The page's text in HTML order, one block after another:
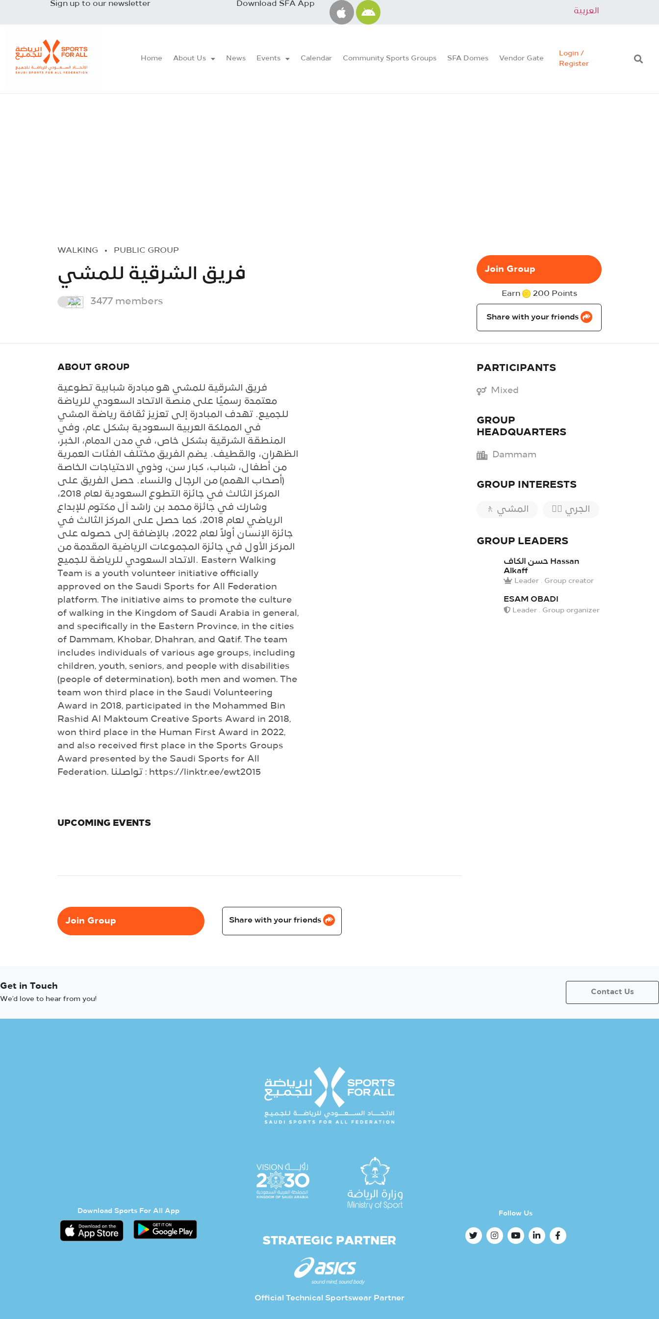
Sign up to our newsletter
Download SFA App
العربية
Home About Us News Events Calendar Community Sports Groups SFA Domes Vendor Gate
Login /
Register
WALKING PUBLIC GROUP
فريق الشرقية للمشي
3477 members
Join Group
Earn 200 Points
Share with your friends
ABOUT GROUP
فريق الشرقية للمشي هو مبادرة شبابية تطوعية
معتمدة رسميًا على منصة الاتحاد السعودي للرياضة
للجميع. تهدف المبادرة إلى تعزيز ثقافة رياضة المشي
في المملكة العربية السعودية بشكل عام، وفي
المنطقة الشرقية بشكل خاص، في مدن الدمام، الخبر،
الظهران، والقطيف. يضم الفريق مختلف الفئات العمرية
من أطفال، شباب، كبار سن، وذوي الاحتياجات الخاصة
(أصحاب الهمم) من الرجال والنساء. حصل الفريق على
المركز الثالث في جائزة التطوع السعودية لعام 2018،
وشارك في جائزة محمد بن راشد آل مكتوم للإبداع
الرياضي لعام 2018، كما حصل على المركز الثالث في
جائزة الإنسان أولاً لعام 2022، بالإضافة إلى حصوله على
المركز الأول في جائزة المجموعات الرياضية المقدمة من
الاتحاد السعودي للرياضة للجميع. Eastern Walking
Team is a youth volunteer initiative officially
approved on the Saudi Sports for All Federation
platform. The initiative aims to promote the culture
of walking in the Kingdom of Saudi Arabia in general,
and specifically in the Eastern Province, in the cities
of Dammam, Khobar, Dhahran, and Qatif. The team
includes individuals of various age groups, including
children, youth, seniors, and people with disabilities
(people of determination), both men and women. The
team won third place in the Saudi Volunteering
Award in 2018, participated in the Mohammed Bin
Rashid Al Maktoum Creative Sports Award in 2018,
won third place in the Human First Award in 2022,
and also received first place in the Sports Groups
Award presented by the Saudi Sports for All
Federation. تواصلنا : https://linktr.ee/ewt2015
UPCOMING EVENTS
PARTICIPANTS
Mixed
GROUP
HEADQUARTERS
Dammam
GROUP INTERESTS
🚶 المشي 🏃‍♀️ الجري
GROUP LEADERS
حسن الكاف Hassan
Alkaff
Leader . Group creator
ESAM OBADI
Leader . Group organizer
Join Group Share with your friends
Get in Touch
We’d love to hear from you!
Contact Us
Download Sports For All App
STRATEGIC PARTNER
Official Technical Sportswear Partner
Follow Us